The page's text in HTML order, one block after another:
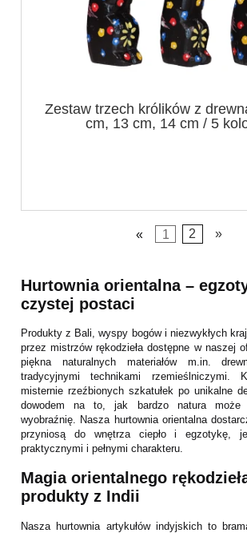
Zestaw trzech królików z
cm, 13 cm, 14 cm / 5
« 1 2 »
Hurtownia orientalna –
czystej postaci
Produkty z Bali, wyspy bogów i niezwykłych
przez mistrzów rękodzieła dostępne w naszej
piękna naturalnych materiałów m.in.
tradycyjnymi technikami rzemieślniczymi.
misternie rzeźbionych szkatułek po unikalne
dowodem na to, jak bardzo natura może
wyobraźnię. Nasza hurtownia orientalna
przyniosą do wnętrza ciepło i egzotykę,
praktycznymi i pełnymi charakteru.
Magia orientalnego
produkty z Indii
Nasza hurtownia artykułów indyjskich to